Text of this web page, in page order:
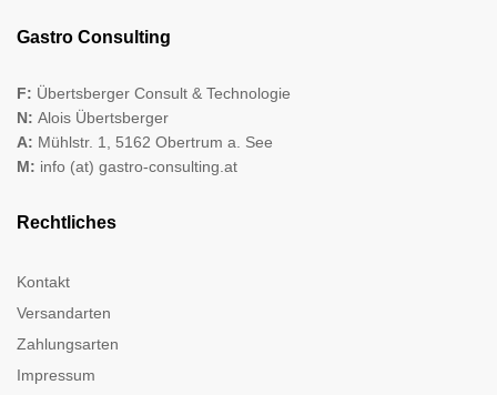
Gastro Consulting
F: Übertsberger Consult & Technologie
N: Alois Übertsberger
A: Mühlstr. 1, 5162 Obertrum a. See
M: info (at) gastro-consulting.at
Rechtliches
Kontakt
Versandarten
Zahlungsarten
Impressum